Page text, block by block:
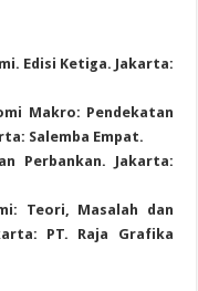
Edisi Ketiga. Jakarta:
Makro: Pendekatan
: Salemba Empat.
Perbankan. Jakarta:
Teori, Masalah dan
: PT. Raja Grafika